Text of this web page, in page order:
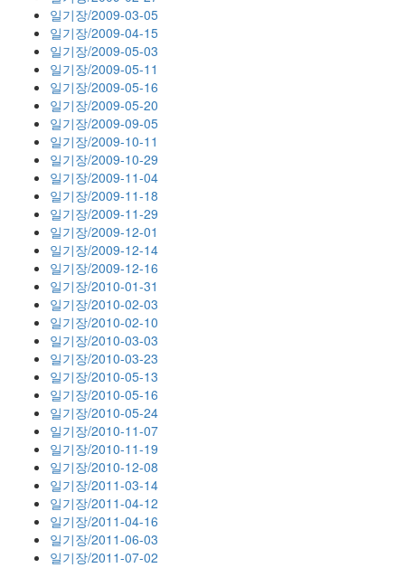
일기장/2009-03-05
일기장/2009-04-15
일기장/2009-05-03
일기장/2009-05-11
일기장/2009-05-16
일기장/2009-05-20
일기장/2009-09-05
일기장/2009-10-11
일기장/2009-10-29
일기장/2009-11-04
일기장/2009-11-18
일기장/2009-11-29
일기장/2009-12-01
일기장/2009-12-14
일기장/2009-12-16
일기장/2010-01-31
일기장/2010-02-03
일기장/2010-02-10
일기장/2010-03-03
일기장/2010-03-23
일기장/2010-05-13
일기장/2010-05-16
일기장/2010-05-24
일기장/2010-11-07
일기장/2010-11-19
일기장/2010-12-08
일기장/2011-03-14
일기장/2011-04-12
일기장/2011-04-16
일기장/2011-06-03
일기장/2011-07-02